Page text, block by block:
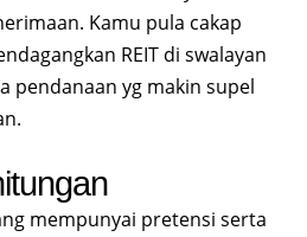
Kamu pula cakap
REIT di swalayan
pendanaan yg makin supel
mempunyai pretensi serta